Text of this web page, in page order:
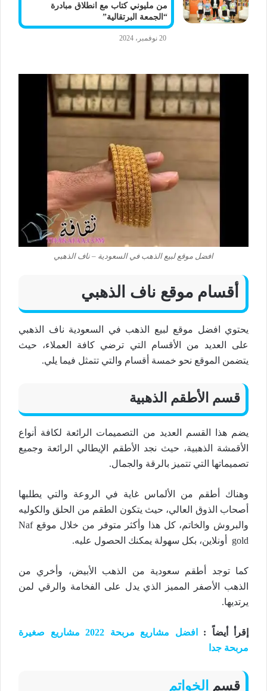
من مليوني كتاب مع انطلاق مبادرة
“الجمعة البرتقالية”
20 نوفمبر، 2024
افضل موقع لبيع الذهب في السعودية – ناف الذهبي
أقسام موقع ناف الذهبي
يحتوي افضل موقع لبيع الذهب في السعودية ناف الذهبي
على العديد من الأقسام التي ترضي كافة العملاء، حيث
يتضمن الموقع نحو خمسة أقسام والتي تتمثل فيما يلي.
قسم الأطقم الذهبية
يضم هذا القسم العديد من التصميمات الرائعة لكافة أنواع
الأقمشة الذهبية، حيث نجد الأطقم الإيطالي الرائعة وجميع
تصميماتها التي تتميز بالرقة والجمال.
وهناك أطقم من الألماس غاية في الروعة والتي يطلبها
أصحاب الذوق العالي، حيث يتكون الطقم من الحلق والكوليه
والبروش والخاتم، كل هذا وأكثر متوفر من خلال موقع Naf
gold أونلاين، بكل سهولة يمكنك الحصول عليه.
كما توجد أطقم سعودية من الذهب الأبيض، وأخري من
الذهب الأصفر المميز الذي يدل على الفخامة والرقي لمن
يرتديها.
إقرأ أيضاً :
افضل مشاريع مربحة 2022 مشاريع صغيرة
مربحة جدا
قسم الخواتم